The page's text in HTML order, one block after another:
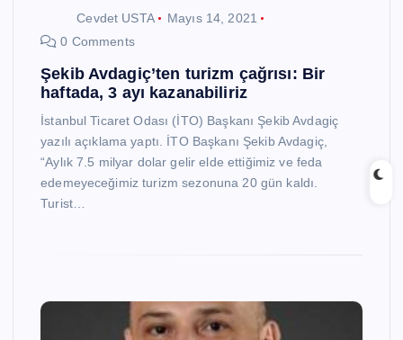
Cevdet USTA
Mayıs 14, 2021
0 Comments
Şekib Avdagiç’ten turizm çağrısı: Bir
haftada, 3 ayı kazanabiliriz
İstanbul Ticaret Odası (İTO) Başkanı Şekib Avdagiç
yazılı açıklama yaptı. İTO Başkanı Şekib Avdagiç,
“Aylık 7.5 milyar dolar gelir elde ettiğimiz ve feda
edemeyeceğimiz turizm sezonuna 20 gün kaldı.
Turist…